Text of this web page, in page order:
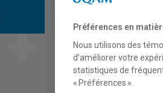
COURS
Préférences en
Nous utilisons des
d’améliorer votre
statistiques de
« Préférences ».